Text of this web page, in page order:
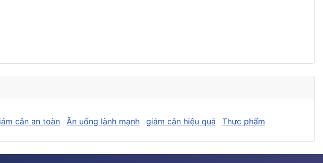
cân an toàn Ăn uống lành mạnh giảm cân hiệu quả Thực phẩm